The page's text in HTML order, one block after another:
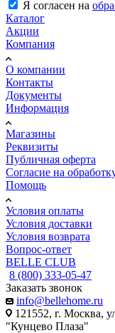
Я согласен на
Каталог
Акции
Компания
О компании
Контакты
Документы
Информация
Магазины
Реквизиты
Публичная оферта
Согласие на
Помощь
Условия оплаты
Условия доставки
Условия возврата
Вопрос-ответ
BELLE CLUB
8 (800) 333-05-47
Заказать звонок
info@bellehome.ru
121552, г. Москва,
"Кунцево Плаза"